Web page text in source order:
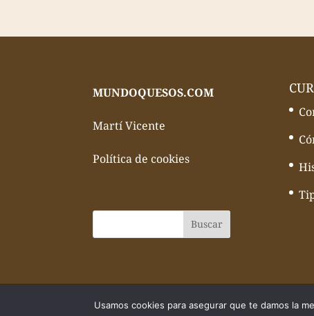
MUNDOQUESOS.COM
Martí Vicente
Política de cookies
© Todos los derechos reservados
Usamos cookies para asegurar que te damos la